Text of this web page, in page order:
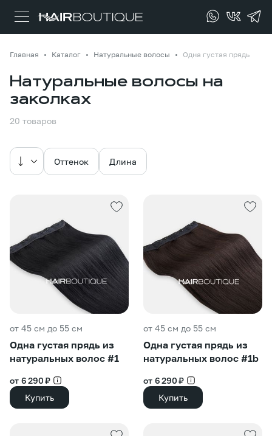
Главная Каталог Натуральные волосы Одна густая прядь
Натуральные волосы на
заколках
20 товаров
Оттенок Длина
от 45 см до 55 см
Одна густая прядь из
натуральных волос #1
от 6 290 ₽
Купить
от 45 см до 55 см
Одна густая прядь из
натуральных волос #1b
от 6 290 ₽
Купить